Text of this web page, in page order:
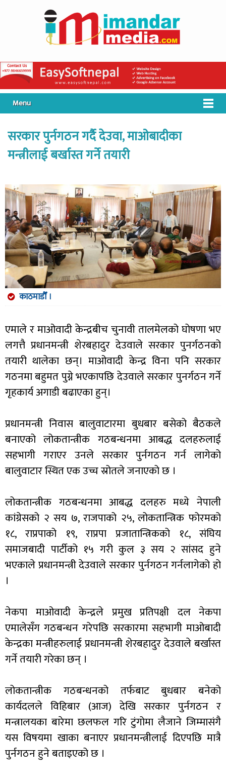
Menu
सरकार पुर्नगठन गर्दै देउवा, माओबादीका
मन्त्रीलाई बर्खास्त गर्ने तयारी
काठमाडौँ ।
एमाले र माओवादी केन्द्रबीच चुनावी तालमेलको घोषणा भए
लगत्तै प्रधानमन्त्री शेरबहादुर देउवाले सरकार पुनर्गठनको
तयारी थालेका छन्। माओवादी केन्द्र विना पनि सरकार
गठनमा बहुमत पुग्ने भएकापछि देउवाले सरकार पुनर्गठन गर्ने
गृहकार्य अगाडी बढाएका हुन्।
प्रधानमन्त्री निवास बालुवाटारमा बुधबार बसेको बैठकले
बनाएको लोकतान्त्रीक गठबन्धनमा आबद्ध दलहरुलाई
सहभागी गराएर उनले सरकार पुर्नगठन गर्न लागेको
बालुवाटार स्थित एक उच्च स्रोतले जनाएको छ ।
लोकतान्त्रीक गठबन्धनमा आबद्ध दलहरु मध्ये नेपाली
कांग्रेसको २ सय ७, राजपाको २५, लोकतान्त्रिक फोरमको
१८, राप्रपाको १९, राप्रपा प्रजातान्त्रिकको १८, संघिय
समाजबादी पार्टीको १५ गरी कुल ३ सय २ सांसद हुने
भएकाले प्रधानमन्त्री देउवाले सरकार पुर्नगठन गर्नलागेको हो
।
नेकपा माओवादी केन्द्रले प्रमुख प्रतिपक्षी दल नेकपा
एमालेसँग गठबन्धन गरेपछि सरकारमा सहभागी माओबादी
केन्द्रका मन्त्रीहरुलाई प्रधानमन्त्री शेरबहादुर देउवाले बर्खास्त
गर्ने तयारी गरेका छन् ।
लोकतान्त्रीक गठबन्धनको तर्फबाट बुधबार बनेको
कार्यदलले विहिबार (आज) देखि सरकार पुर्नगठन र
मन्त्रालयका बारेमा छलफल गरि टुंगोमा लैजाने जिम्मासंगै
यस विषयमा खाका बनाएर प्रधानमन्त्रीलाई दिएपछि मात्रै
पुर्नगठन हुने बताइएको छ ।